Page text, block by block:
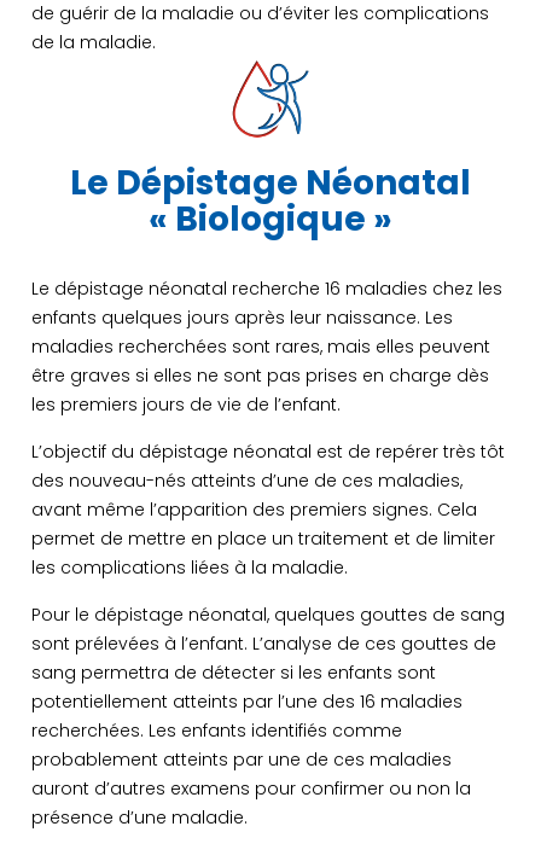
de guérir de la maladie ou d’éviter les complications
de la maladie.
Le Dépistage Néonatal
« Biologique »
Le dépistage néonatal recherche 16 maladies chez les
enfants quelques jours après leur naissance. Les
maladies recherchées sont rares, mais elles peuvent
être graves si elles ne sont pas prises en charge dès
les premiers jours de vie de l’enfant.
L’objectif du dépistage néonatal est de repérer très tôt
des nouveau-nés atteints d’une de ces maladies,
avant même l’apparition des premiers signes. Cela
permet de mettre en place un traitement et de limiter
les complications liées à la maladie.
Pour le dépistage néonatal, quelques gouttes de sang
sont prélevées à l’enfant. L’analyse de ces gouttes de
sang permettra de détecter si les enfants sont
potentiellement atteints par l’une des 16 maladies
recherchées. Les enfants identifiés comme
probablement atteints par une de ces maladies
auront d’autres examens pour confirmer ou non la
présence d’une maladie.